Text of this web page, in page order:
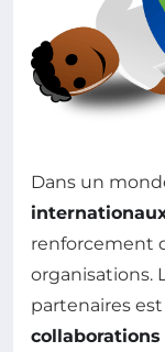
Dans un
renforcement
organisations.
partenaires